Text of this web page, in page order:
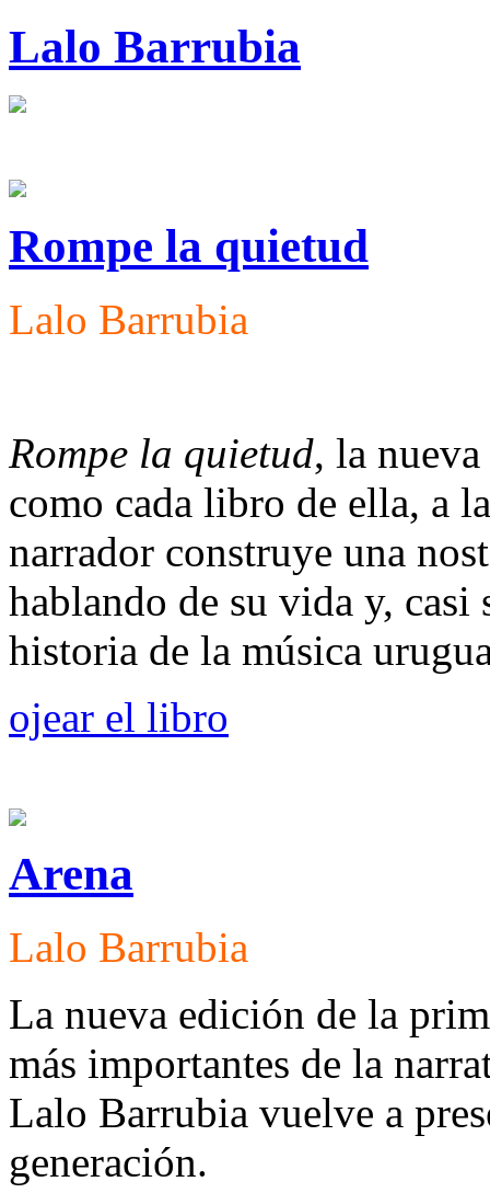
Lalo Barrubia
Rompe la quietud
Lalo Barrubia
Rompe la quietud, la
como cada libro de ella, a
narrador construye una
hablando de su vida y,
historia de la música
ojear el libro
Arena
Lalo Barrubia
La nueva edición de la
más importantes de la
Lalo Barrubia vuelve a
generación.